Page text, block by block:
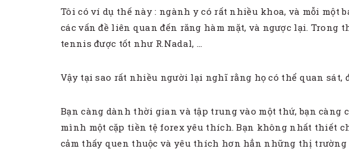
Tôi có ví dụ thế này : ngành y có rất nhiều khoa, và mỗi một
các vấn đề liên quan đến răng hàm mặt, và ngược lại. Trong
tennis được tốt như R.Nadal, …
Vậy tại sao rất nhiều người lại nghĩ rằng họ có thể quan
Bạn càng dành thời gian và tập trung vào một thứ, bạn
mình một cặp tiền tệ forex yêu thích. Bạn không nhất thiết
cảm thấy quen thuộc và yêu thích hơn hẳn những thị